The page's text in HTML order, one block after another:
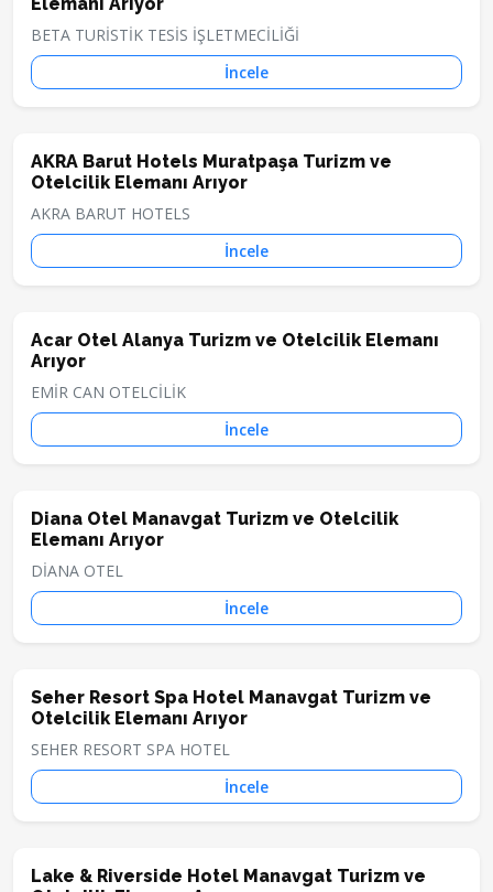
BETA TURİSTİK TESİS İŞLETMECİLİĞİ
İncele
AKRA Barut Hotels Muratpaşa Turizm ve
Otelcilik Elemanı Arıyor
AKRA BARUT HOTELS
İncele
Acar Otel Alanya Turizm ve Otelcilik Elemanı
Arıyor
EMİR CAN OTELCİLİK
İncele
Diana Otel Manavgat Turizm ve Otelcilik
Elemanı Arıyor
DİANA OTEL
İncele
Seher Resort Spa Hotel Manavgat Turizm ve
Otelcilik Elemanı Arıyor
SEHER RESORT SPA HOTEL
İncele
Lake & Riverside Hotel Manavgat Turizm ve